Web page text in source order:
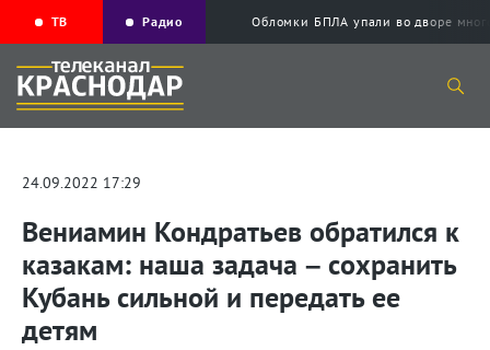
ТВ Радио Обломки БПЛА упали во дворе
24.09.2022 17:29
Вениамин Кондратьев обратился к
казакам: наша задача – сохранить
Кубань сильной и передать ее
детям